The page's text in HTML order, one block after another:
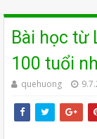
Bài học từ
100 tuổi
quehuong